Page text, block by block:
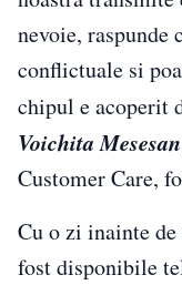
nevoie,
conflictuale si
chipul e acoperit
Voichita Mesesan
Customer Care,
Cu o zi inainte de
fost disponibile